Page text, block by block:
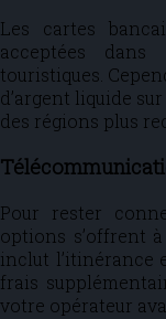
Les cartes
acceptées
touristiques.
d’argent liquide
des régions plus
Pour rester
options s’offrent
inclut l’itinérance
frais
votre opérateur